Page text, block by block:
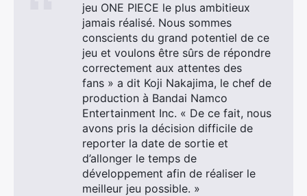
jeu ONE PIECE le plus ambitieux
jamais réalisé. Nous sommes
conscients du grand potentiel de ce
jeu et voulons être sûrs de répondre
correctement aux attentes des
fans » a dit Koji Nakajima, le chef de
production à Bandai Namco
Entertainment Inc. « De ce fait, nous
avons pris la décision difficile de
reporter la date de sortie et
d’allonger le temps de
développement afin de réaliser le
meilleur jeu possible. »